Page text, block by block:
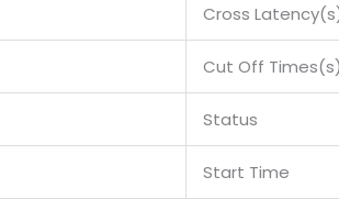
Cross
Cut Off Times(s)
Status
Start Time